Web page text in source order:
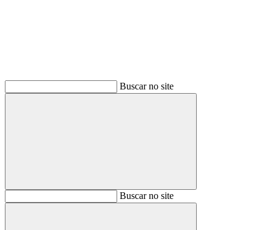
Buscar no site
BuscarBuscar no site